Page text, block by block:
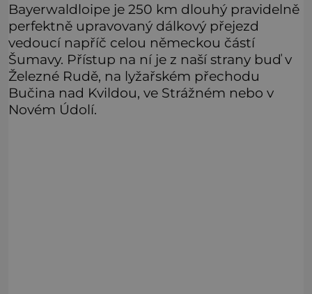
Bayerwaldloipe je 250 km dlouhý pravidelně
perfektně upravovaný dálkový přejezd
vedoucí napříč celou německou částí
Šumavy. Přístup na ní je z naší strany buď v
Železné Rudě, na lyžařském přechodu
Bučina nad Kvildou, ve Strážném nebo v
Novém Údolí.